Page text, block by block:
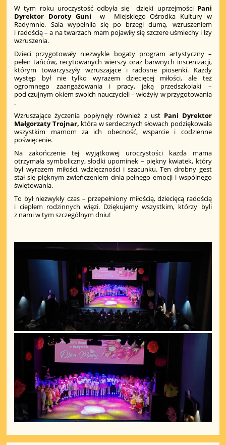
W tym roku uroczystość odbyła się dzięki uprzejmości Pani
Dyrektor Doroty Guni w Miejskiego Ośrodka Kultury w
Radymnie. Sala wypełniła się po brzegi dumą, wzruszeniem
i radością – a na twarzach mam pojawiły się szczere uśmiechy i łzy
wzruszenia.
Dzieci przygotowały niezwykle bogaty program artystyczny –
pełen tańców, recytowanych wierszy oraz barwnych inscenizacji,
którym towarzyszyły wzruszające i radosne piosenki. Każdy
występ był nie tylko wyrazem dziecięcej miłości, ale też
ogromnego zaangażowania i pracy, jaką przedszkolaki –
pod czujnym okiem swoich nauczycieli – włożyły w przygotowania
.
Wzruszające życzenia popłynęły również z ust Pani Dyrektor
Małgorzaty Trojnar, która w serdecznych słowach podziękowała
wszystkim mamom za ich obecność, wsparcie i codzienne
poświęcenie.
Na zakończenie tej wyjątkowej uroczystości każda mama
otrzymała symboliczny, słodki upominek – piękny kwiatek, który
był wyrazem miłości, wdzięczności i szacunku. Ten drobny gest
stał się pięknym zwieńczeniem dnia pełnego emocji i wspólnego
świętowania.
To był niezwykły czas – przepełniony miłością, dziecięcą radością
i ciepłem rodzinnych więzi. Dziękujemy wszystkim, którzy byli
z nami w tym szczególnym dniu!